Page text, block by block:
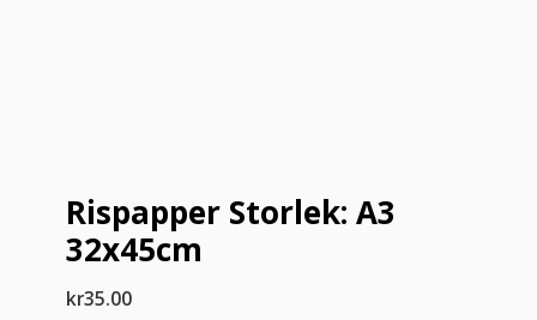
Rispapper Storlek: A3
32x45cm
kr35.00